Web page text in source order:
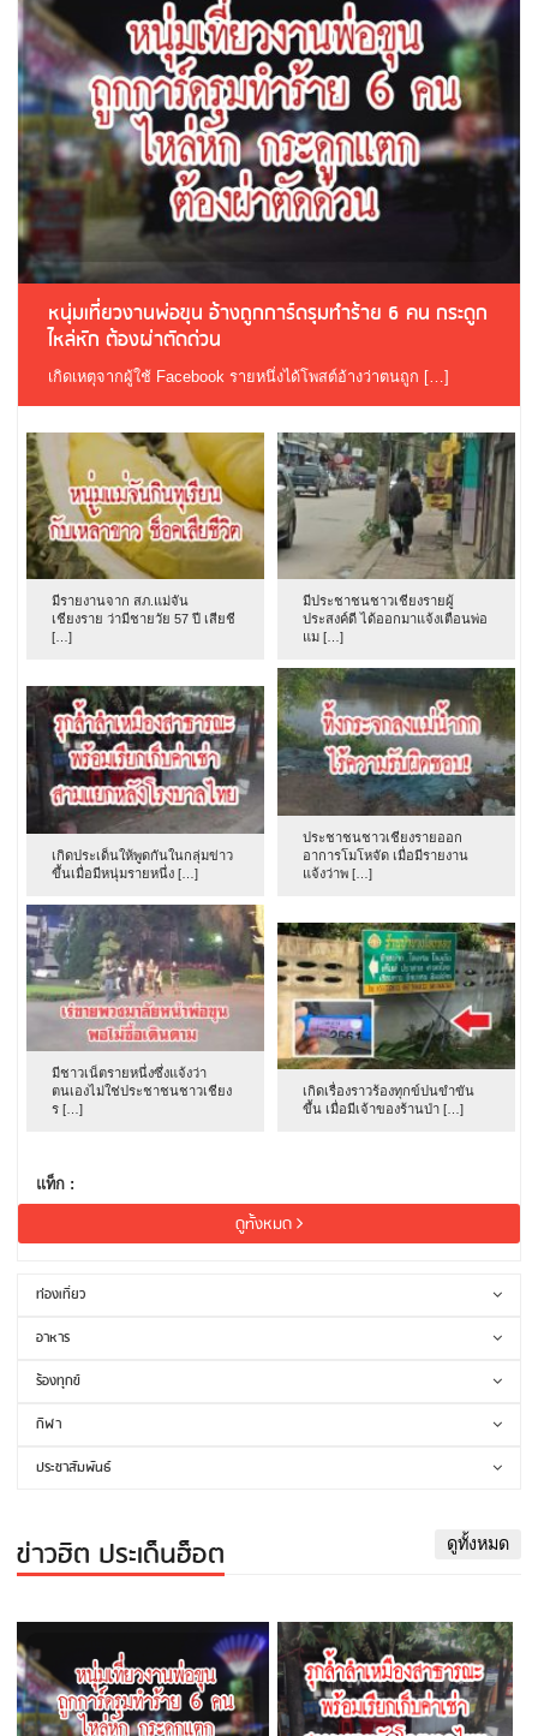
หนุ่มเที่ยวงานพ่อขุน อ้างถูกการ์ดรุมทำร้าย 6 คน กระดูก
ไหล่หัก ต้องผ่าตัดด่วน
เกิดเหตุจากผู้ใช้ Facebook รายหนึ่งได้โพสต์อ้างว่าตนถูก […]
มีรายงานจาก สภ.แม่จัน
เชียงราย ว่ามีชายวัย 57 ปี เสียชี
[…]
มีประชาชนชาวเชียงรายผู้
ประสงค์ดี ได้ออกมาแจ้งเตือนพ่อ
แม […]
เกิดประเด็นให้พูดกันในกลุ่มข่าว
ขึ้นเมื่อมีหนุ่มรายหนึ่ง […]
ประชาชนชาวเชียงรายออก
อาการโมโหจัด เมื่อมีรายงาน
แจ้งว่าพ […]
มีชาวเน็ตรายหนึ่งซึ่งแจ้งว่า
ตนเองไม่ใช่ประชาชนชาวเชียง
ร […]
เกิดเรื่องราวร้องทุกข์ปนขำขัน
ขึ้น เมื่อมีเจ้าของร้านป่า […]
แท็ก :
ดูทั้งหมด
ท่องเที่ยว
อาหาร
ร้องทุกข์
กีฬา
ประชาสัมพันธ์
ข่าวฮิต ประเด็นฮ็อต ดูทั้งหมด